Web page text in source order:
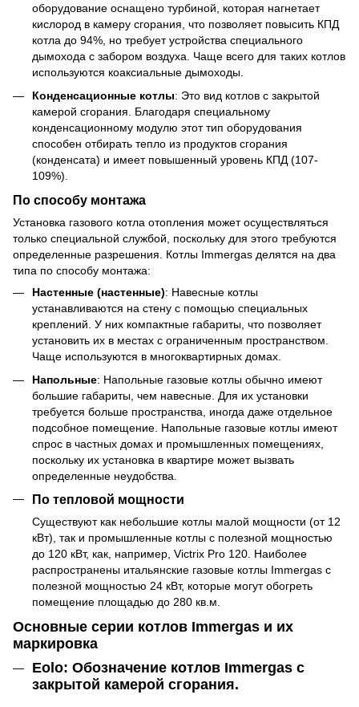
оборудование оснащено турбиной, которая нагнетает
кислород в камеру сгорания, что позволяет повысить КПД
котла до 94%, но требует устройства специального
дымохода с забором воздуха. Чаще всего для таких котлов
используются коаксиальные дымоходы.
Конденсационные котлы: Это вид котлов с закрытой
камерой сгорания. Благодаря специальному
конденсационному модулю этот тип оборудования
способен отбирать тепло из продуктов сгорания
(конденсата) и имеет повышенный уровень КПД (107-
109%).
По способу монтажа
Установка газового котла отопления может осуществляться
только специальной службой, поскольку для этого требуются
определенные разрешения. Котлы Immergas делятся на два
типа по способу монтажа:
Настенные (настенные): Навесные котлы
устанавливаются на стену с помощью специальных
креплений. У них компактные габариты, что позволяет
установить их в местах с ограниченным пространством.
Чаще используются в многоквартирных домах.
Напольные: Напольные газовые котлы обычно имеют
большие габариты, чем навесные. Для их установки
требуется больше пространства, иногда даже отдельное
подсобное помещение. Напольные газовые котлы имеют
спрос в частных домах и промышленных помещениях,
поскольку их установка в квартире может вызвать
определенные неудобства.
По тепловой мощности
Существуют как небольшие котлы малой мощности (от 12
кВт), так и промышленные котлы с полезной мощностью
до 120 кВт, как, например, Victrix Pro 120. Наиболее
распространены итальянские газовые котлы Immergas с
полезной мощностью 24 кВт, которые могут обогреть
помещение площадью до 280 кв.м.
Основные серии котлов Immergas и их
маркировка
Eolo: Обозначение котлов Immergas с
закрытой камерой сгорания.